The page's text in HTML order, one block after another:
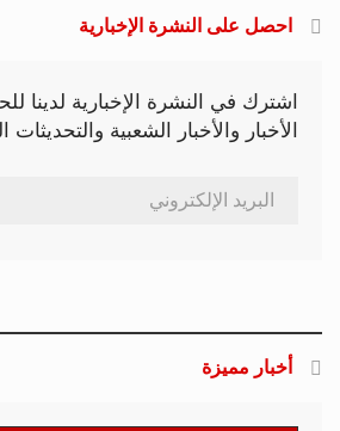
احصل على النشرة الإخبارية
اشترك في النشرة الإخبارية لدينا
الأخبار والأخبار الشعبية
أخبار مميزة